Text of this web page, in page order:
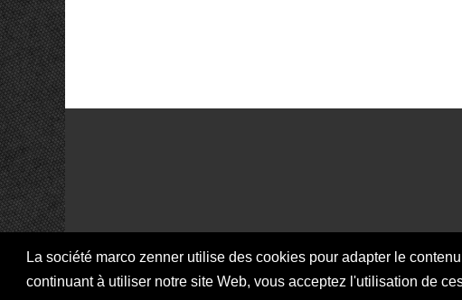
La société marco zenner utilise des cookies pour adapter le
continuant à utiliser notre site Web, vous acceptez l'utilisation de
Impressum